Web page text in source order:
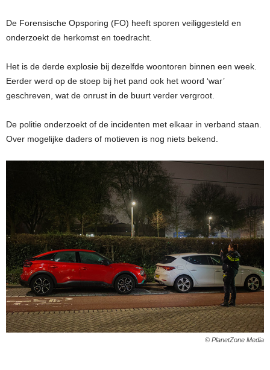
De Forensische Opsporing (FO) heeft sporen veiliggesteld en
onderzoekt de herkomst en toedracht.
Het is de derde explosie bij dezelfde woontoren binnen een week.
Eerder werd op de stoep bij het pand ook het woord ‘war’
geschreven, wat de onrust in de buurt verder vergroot.
De politie onderzoekt of de incidenten met elkaar in verband staan.
Over mogelijke daders of motieven is nog niets bekend.
© PlanetZone Media